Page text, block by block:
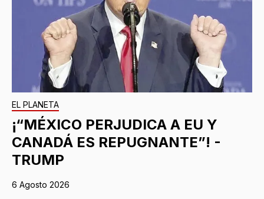
EL PLANETA
¡“MÉXICO PERJUDICA A EU Y
CANADÁ ES REPUGNANTE”! -
TRUMP
6 Agosto 2026